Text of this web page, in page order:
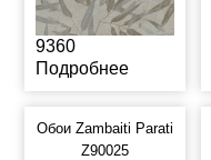
9360
Подробнее
Обои Zambaiti Parati
Z90025